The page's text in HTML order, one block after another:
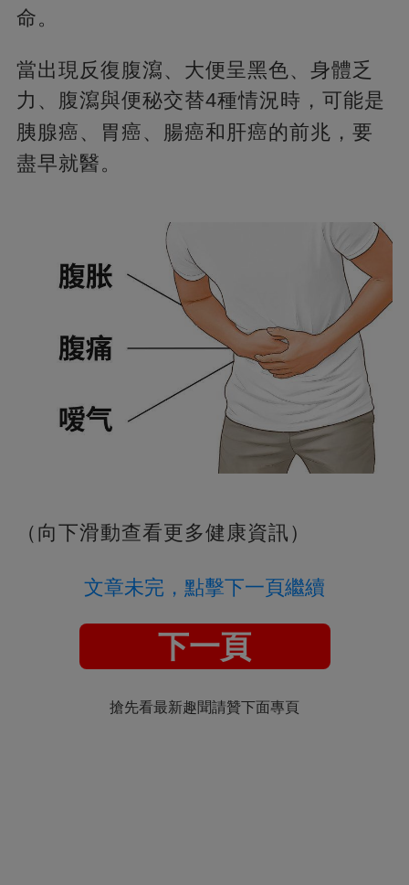
命。
當出現反復腹瀉、大便呈黑色、身體乏
力、腹瀉與便秘交替4種情況時，可能是
胰腺癌、胃癌、腸癌和肝癌的前兆， 要
盡早就醫。
（向下滑動查看更多健康資訊）
文章未完，點擊下一頁繼續
下一頁
搶先看最新趣聞請贊下面專頁